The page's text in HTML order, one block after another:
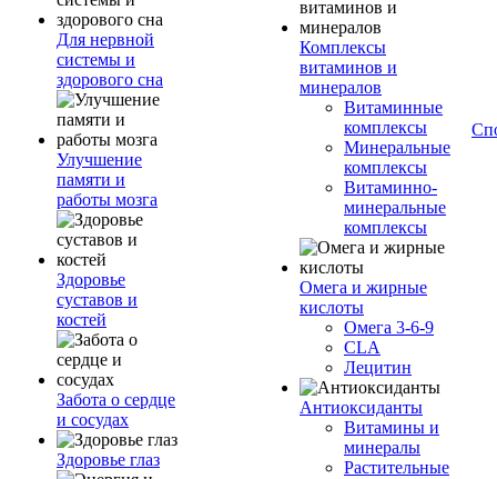
Для нервной
системы и
здорового сна
Улучшение
памяти и
работы мозга
Здоровье
суставов и
костей
Забота о сердце
и сосудах
Здоровье глаз
Комплексы
витаминов и
минералов
Витаминные
комплексы
Минеральные
комплексы
Витаминно-
минеральные
комплексы
Омега и жирные
кислоты
Омега 3-6-9
CLA
Лецитин
Антиоксиданты
Витамины и
минералы
Растительные